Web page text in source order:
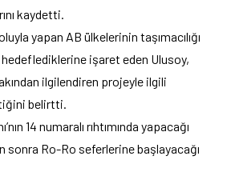
kaydetti.
yapan AB ülkelerinin taşımacılığı
hedeflediklerine işaret eden Ulusoy,
ilgilendiren projeyle ilgili
belirtti.
14 numaralı rıhtımında yapacağı
sonra Ro-Ro seferlerine başlayacağı